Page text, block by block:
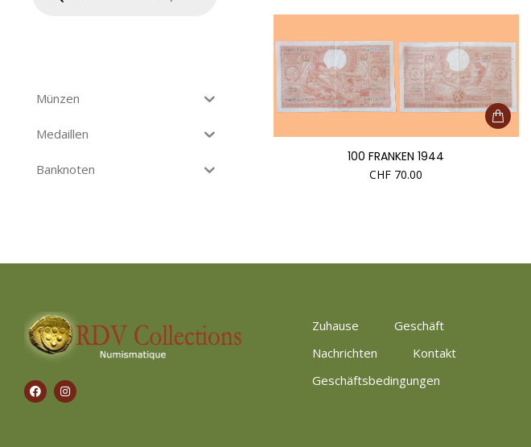
100 FRANKEN 1944
CHF 70.00
Münzen
Medaillen
Banknoten
Zuhause
Geschäft
Nachrichten
Kontakt
Geschäftsbedingungen